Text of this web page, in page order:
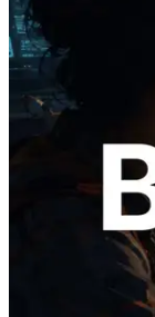
Validators
Analyzer —
producción
Validador
Leer este artículo